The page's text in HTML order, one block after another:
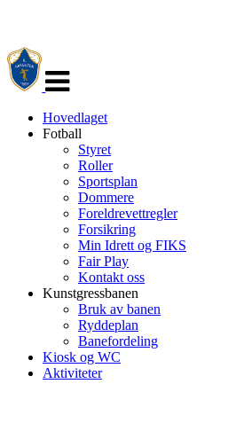
navigasjon
Hovedlaget
Fotball
Styret
Roller
Sportsplan
Dommere
Foreldrevettregler
Forsikring
Min Idrett og FIKS
Fair Play
Kontakt oss
Kunstgressbanen
Bruk av banen
Ryddeplan
Banefordeling
Kiosk og WC
Aktiviteter